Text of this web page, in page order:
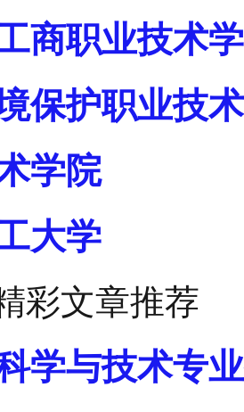
商职业技术
保护职业技
学院
大学
彩文章推荐
学与技术专